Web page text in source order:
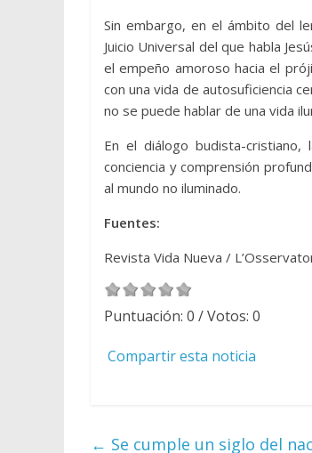
Sin embargo, en el ámbito del
Juicio Universal del que habla
el empeño amoroso hacia el
con una vida de autosuficiencia
no se puede hablar de una vida
En el diálogo budista-cristiano,
conciencia y comprensión
al mundo no iluminado.
Fuentes:
Revista Vida Nueva /
Puntuación: 0 / Votos: 0
Compartir esta noticia
← Se cumple un siglo del